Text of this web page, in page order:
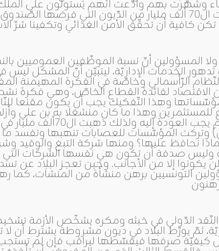
وشهّرت بهم وادّعت أنّهم يستولون على
كافية أن تحقّق الأمن الغذائي وتكفينا شرّ
المسؤولين أنّ نسبة الموظّفين العموميين
الخدمات الإداريّة، ليتبيّن أنّ المشكل
النّظام الرّأسمالي وخاصّة في الفكرة المهيمنة
وهذا التّفكيك يجب أن يكون مقنعا
للمستثمرين وهذا ما كان منشغلا به بن علي
سنوات الثورة واليوم
وتركت المؤسّسات للعصابات تنهبها وتفسد
نحافظ عليها؟ ومنها شركة التبغ والوقيد
وليس صدفة أن تكون هي نفسها الشركات
يكونوا إلا من الأجانب. وحين تعجز البلاد عن
التونسيين برهن منشأة من المنشآت، كما
الدّولي في خبثه ومكره يشخّص الأزمة
ثمّ يورّط البلاد في ديون مشروطة يشترط أن
كيفيّة صرفها فيقسّطها ليراقب فإن لم
اقليمي ودولي